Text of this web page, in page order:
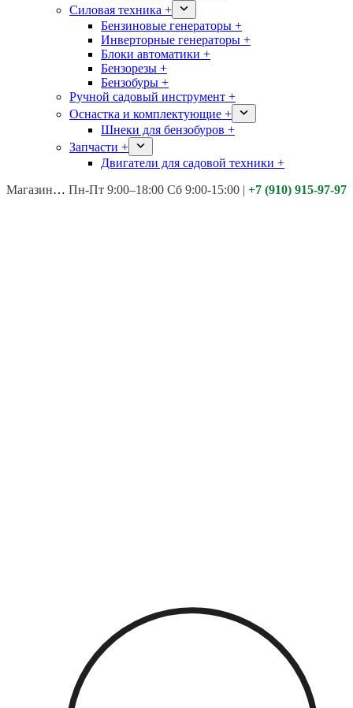
Силовая техника +
Бензиновые генераторы +
Инверторные генераторы +
Блоки автоматики +
Бензорезы +
Бензобуры +
Ручной садовый инструмент +
Оснастка и комплектующие +
Шнеки для бензобуров +
Запчасти +
Двигатели для садовой техники +
Магазины: Калуга ул. Московская д.113
Пн-Пт 9:00–18:00 Сб 9:00-15:00 | +7 (910) 915-97-97